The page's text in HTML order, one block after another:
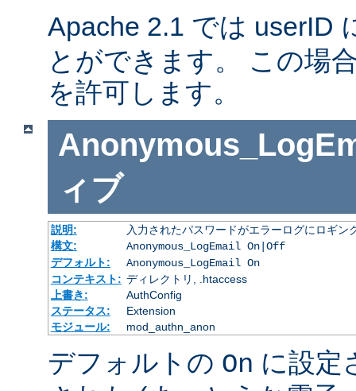
Apache 2.1 では userID
とができます。 この場
を許可します。
ィブ
説明:
入力されたパスワードがエラーログにロギン
構文:
Anonymous_LogEmail On|Off
デフォルト:
Anonymous_LogEmail On
コンテキスト: ディレクトリ, .htaccess
上書き:
AuthConfig
ステータス:
Extension
モジュール:
mod_authn_anon
デフォルトの On に設定